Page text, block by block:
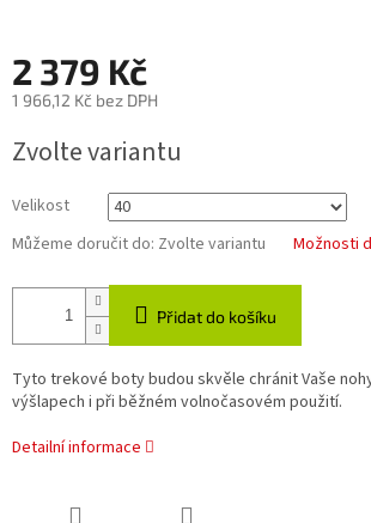
2 379 Kč
1 966,12 Kč bez DPH
cena:
Zvolte variantu
Velikost
Můžeme doručit do: Zvolte variantu Možnosti
Přidat do košíku
Tyto trekové boty budou skvěle chránit Vaše
výšlapech i při běžném volnočasovém použití.
Detailní informace